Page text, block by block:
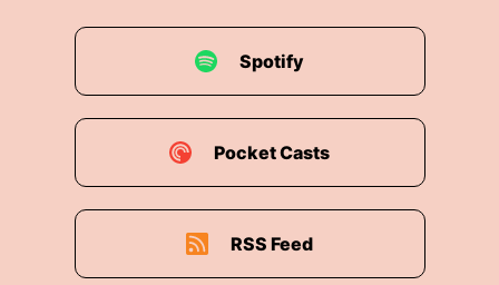
Spotify
Pocket Casts
RSS Feed